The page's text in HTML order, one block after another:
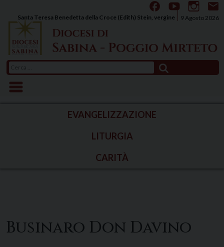
content
9 Agosto 2026
Santa Teresa Benedetta della Croce (Edith) Stein, vergine
per:
EVANGELIZZAZIONE
LITURGIA
CARITÀ
Businaro Don Davino